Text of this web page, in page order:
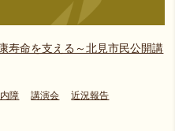
寿命を支える～北見市民公開講
障 講演会 近況報告